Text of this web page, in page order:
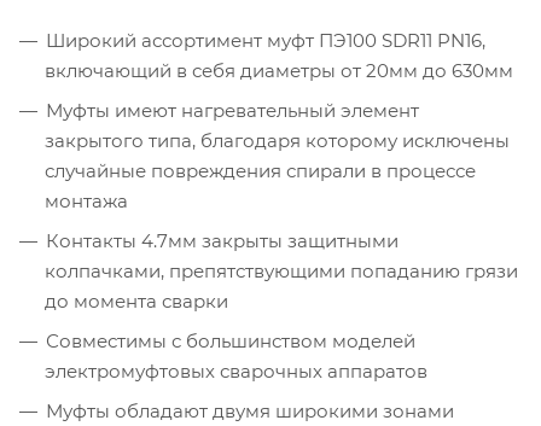
Широкий ассортимент муфт ПЭ100 SDR11 PN16,
включающий в себя диаметры от 20мм до 630мм
Муфты имеют нагревательный элемент
закрытого типа, благодаря которому исключены
случайные повреждения спирали в процессе
монтажа
Контакты 4.7мм закрыты защитными
колпачками, препятствующими попаданию грязи
до момента сварки
Совместимы с большинством моделей
электромуфтовых сварочных аппаратов
Муфты обладают двумя широкими зонами